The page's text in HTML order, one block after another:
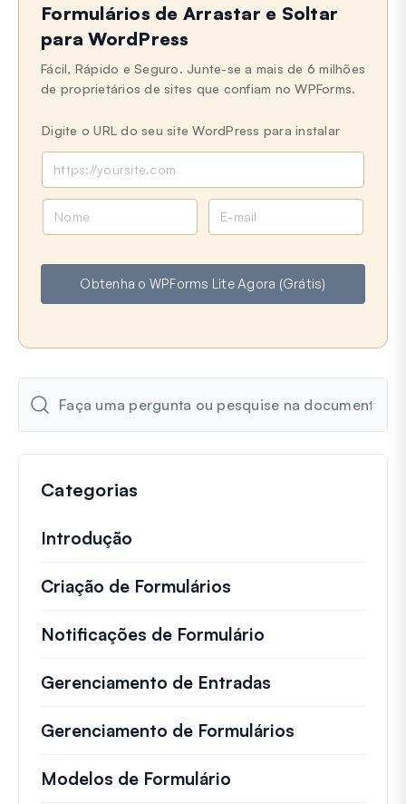
Formulários de Arrastar e Soltar
para WordPress
Fácil, Rápido e Seguro. Junte-se a mais de 6 milhões
de proprietários de sites que confiam no WPForms.
Digite o URL do seu site WordPress para instalar
e
a
l
Obtenha o WPForms Lite Agora (Grátis)
Categorias
Introdução
Criação de Formulários
Notificações de Formulário
Gerenciamento de Entradas
Gerenciamento de Formulários
Modelos de Formulário